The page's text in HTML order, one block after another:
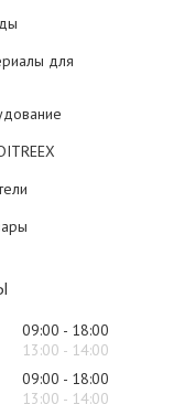
для
09:00
18:00
13:00
14:00
09:00
18:00
13:00
14:00